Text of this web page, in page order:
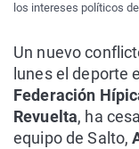
los intereses políticos
Un nuevo
lunes el deporte
Federación
Revuelta, ha
equipo de Salto,